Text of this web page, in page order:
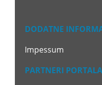
DODATNE
Impessum
PARTNERI